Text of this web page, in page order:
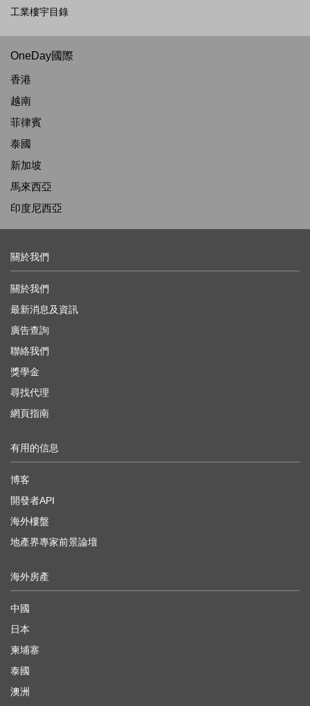
工業樓宇目錄
OneDay國際
香港
越南
菲律賓
泰國
新加坡
馬來西亞
印度尼西亞
關於我們
關於我們
最新消息及資訊
廣告查詢
聯絡我們
獎學金
尋找代理
網頁指南
有用的信息
博客
開發者API
海外樓盤
地產界專家前景論壇
海外房產
中國
日本
柬埔寨
泰國
澳洲